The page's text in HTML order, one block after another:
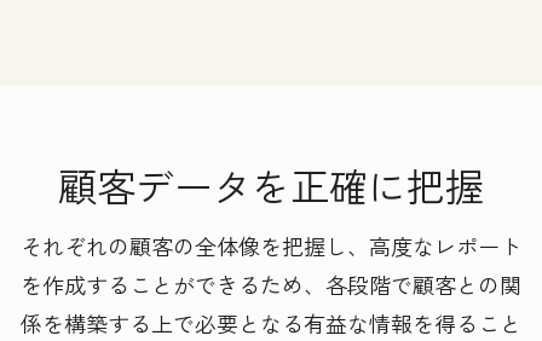
顧客データを正確に把握
それぞれの顧客の全体像を把握し、高度なレポート
を作成することができるため、各段階で顧客との関
係を構築する上で必要となる有益な情報を得ること